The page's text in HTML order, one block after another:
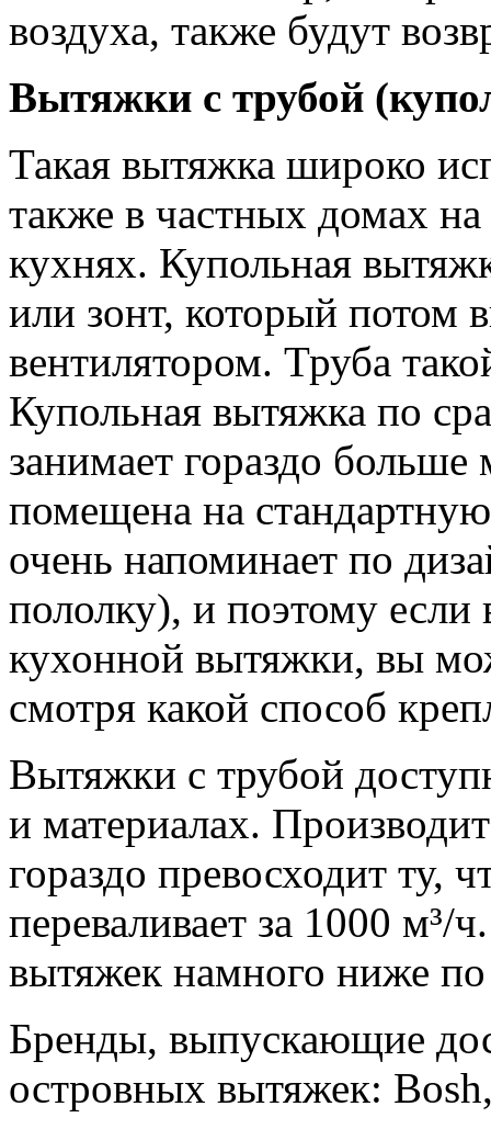
воздуха, также будут
Вытяжки с трубой
Такая вытяжка широко
также в частных домах
кухнях. Купольная
или зонт, который потом
вентилятором. Труба
Купольная вытяжка по
занимает гораздо
помещена на
очень напоминает по
пололку), и поэтому
кухонной вытяжки, вы
смотря какой способ
Вытяжки с трубой
и материалах.
гораздо превосходит ту,
переваливает за 1000
вытяжек намного ниже
Бренды, выпускающие
островных вытяжек: